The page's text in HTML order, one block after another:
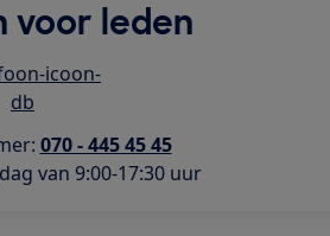
voor leden
070 - 445 45 45
van 9:00-17:30 uur